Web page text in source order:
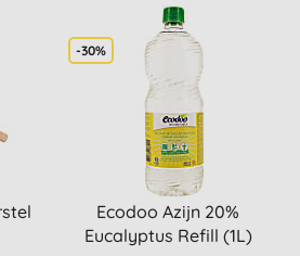
-30%
Ecodoo Azijn 20%
Eucalyptus Refill (1L)